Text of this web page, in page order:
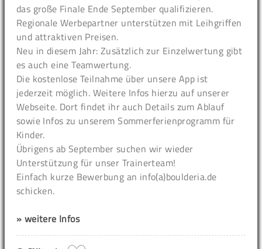
das große Finale Ende September qualifizieren.
Regionale Werbepartner unterstützen mit Leihgriffen
und attraktiven Preisen.
Neu in diesem Jahr: Zusätzlich zur Einzelwertung gibt
es auch eine Teamwertung.
Die kostenlose Teilnahme über unsere App ist
jederzeit möglich. Weitere Infos hierzu auf unserer
Webseite. Dort findet ihr auch Details zum Ablauf
sowie Infos zu unserem Sommerferienprogramm für
Kinder.
Übrigens ab September suchen wir wieder
Unterstützung für unser Trainerteam!
Einfach kurze Bewerbung an info(a)boulderia.de
schicken.
» weitere Infos